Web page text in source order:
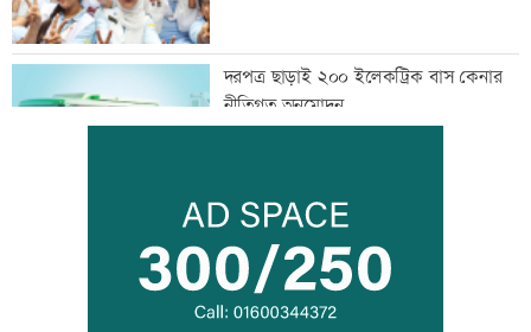
দরপত্র ছাড়াই ২০০ ইলেকট্রিক বাস কেনার
নীতিগত অনুমোদন
তনু হত্যার আসামি সাবেক সেনাসদস্য
হাফিজুরকে আত্মসমর্পণের নির্দেশ